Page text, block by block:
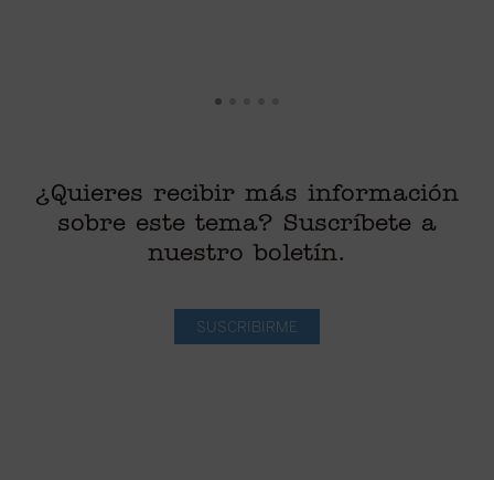
¿Quieres recibir más información
sobre este tema? Suscríbete a
nuestro boletín.
SUSCRIBIRME